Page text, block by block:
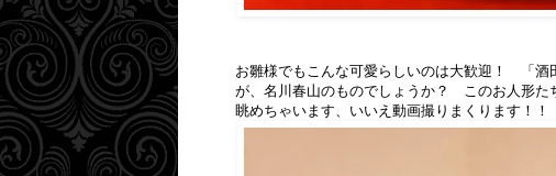
お雛様でもこんな可愛らしいのは大歓迎！ 「酒
が、名川春山のものでしょうか？ このお人形た
眺めちゃいます、いいえ動画撮りまくります！！